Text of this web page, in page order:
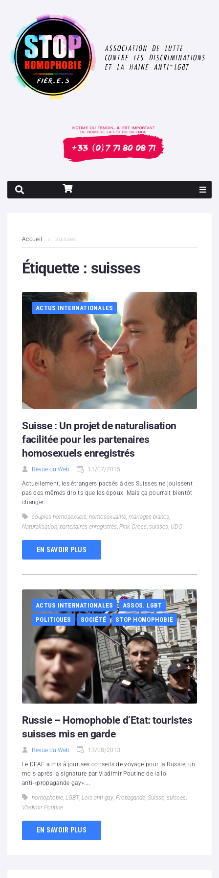
Contenus litigieux
Boutique
Contacts
Hébergement solidaire
Accueil suisses
Étiquette : suisses
ACTUS INTERNATIONALES
Suisse : Un projet de naturalisation
facilitée pour les partenaires
homosexuels enregistrés
Revue du Web 11/07/2015
Actuellement, les étrangers pacsés à des Suisses ne jouissent
pas des mêmes droits que les époux. Mais ça pourrait bientôt
changer.
couples homosexuels, homosexualite, mariages blancs,
Naturalisation, partenaires enregistrés, Pink Cross, suisses, UDC
EN SAVOIR PLUS
ACTUS INTERNATIONALES
ASSOS. LGBT
POLITIQUES
SOCIÉTÉ STOP HOMOPHOBIE
Russie – Homophobie d’Etat: touristes
suisses mis en garde
Revue du Web 13/08/2013
Le DFAE a mis à jour ses conseils de voyage pour la Russie, un
mois après la signature par Vladimir Poutine de la loi
anti-«propagande gay»....
homophobie LGBT, Lois anti-gay Propagande Suisse suisses
Vladimir Poutine
EN SAVOIR PLUS